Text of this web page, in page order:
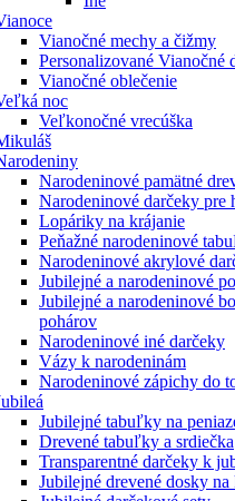
Vianočné mechy a čižmy
Personalizované Vianočné
Vianočné oblečenie
noc
Veľkonočné vrecúška
Narodeninové pamätné
Narodeninové darčeky pre
Lopáriky na krájanie
Peňažné narodeninové
Narodeninové akrylové
Jubilejné a narodeninové
Jubilejné a narodeninové
pohárov
Narodeninové iné darčeky
Vázy k narodeninám
Narodeninové zápichy do
Jubilejné tabuľky na
Drevené tabuľky a srdiečka
Transparentné darčeky k
Jubilejné drevené dosky na